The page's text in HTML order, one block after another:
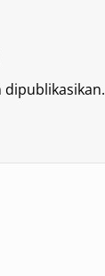
dipublikasikan.